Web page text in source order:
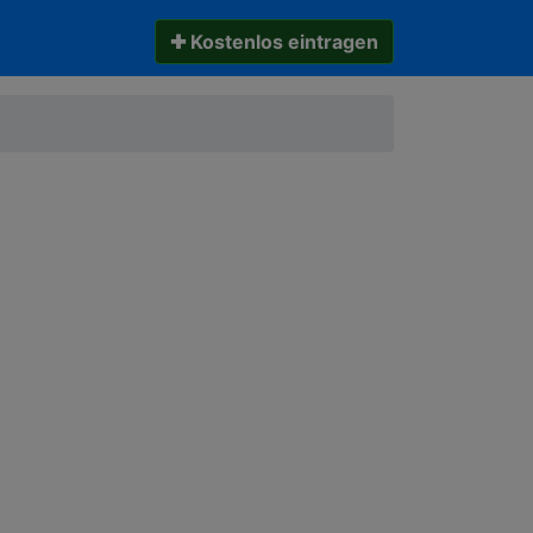
✚ Kostenlos eintragen